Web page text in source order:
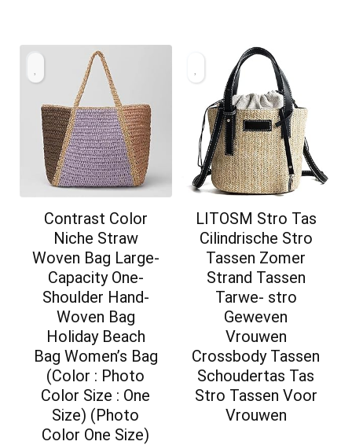
Contrast Color
Niche Straw
Woven Bag Large-
Capacity One-
Shoulder Hand-
Woven Bag
Holiday Beach
Bag Women’s Bag
(Color : Photo
Color Size : One
Size) (Photo
Color One Size)
LITOSM Stro Tas
Cilindrische Stro
Tassen Zomer
Strand Tassen
Tarwe- stro
Geweven
Vrouwen
Crossbody Tassen
Schoudertas Tas
Stro Tassen Voor
Vrouwen